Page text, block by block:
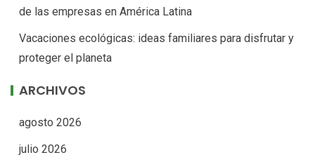
de las empresas en América Latina
Vacaciones ecológicas: ideas familiares para disfrutar y
proteger el planeta
ARCHIVOS
agosto 2026
julio 2026